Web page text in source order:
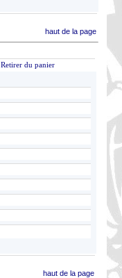
haut de la page
Retirer du panier
haut de la page